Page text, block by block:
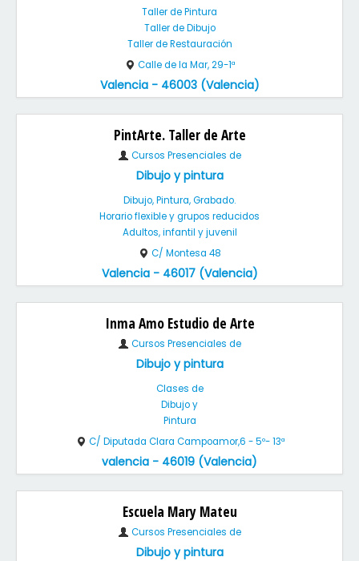
Taller de Pintura
Taller de Dibujo
Taller de Restauración
Calle de la Mar, 29-1ª
Valencia - 46003 (Valencia)
PintArte. Taller de Arte
Cursos Presenciales de
Dibujo y pintura
Dibujo, Pintura, Grabado.
Horario flexible y grupos reducidos
Adultos, infantil y juvenil
C/ Montesa 48
Valencia - 46017 (Valencia)
Inma Amo Estudio de Arte
Cursos Presenciales de
Dibujo y pintura
Clases de
Dibujo y
Pintura
C/ Diputada Clara Campoamor,6 - 5º- 13ª
valencia - 46019 (Valencia)
Escuela Mary Mateu
Cursos Presenciales de
Dibujo y pintura